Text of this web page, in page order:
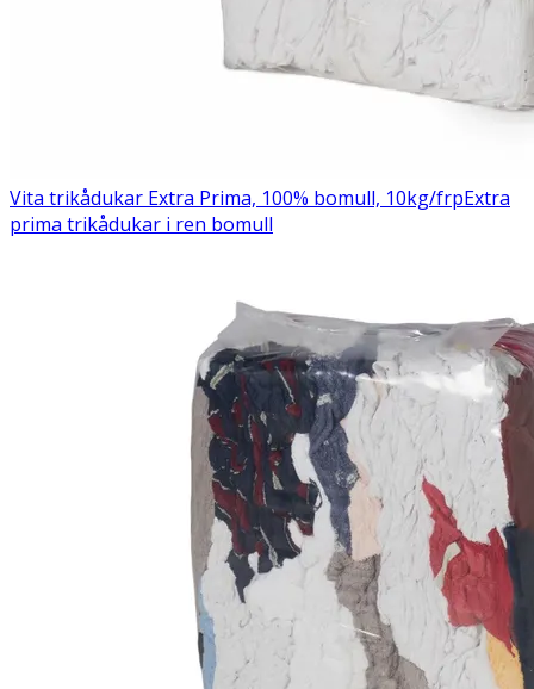
Vita trikådukar Extra Prima, 100% bomull, 10kg/frpExtra
prima trikådukar i ren bomull